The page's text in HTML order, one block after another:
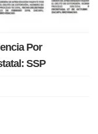
Por
SSP